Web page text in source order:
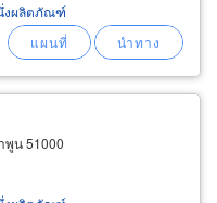
งผลิตภัณฑ์
พูน 51000